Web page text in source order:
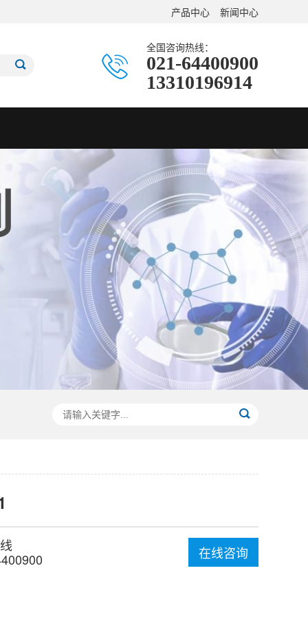
产品中心 新闻中心
全国咨询热线：
021-64400900
13310196914
在线咨询